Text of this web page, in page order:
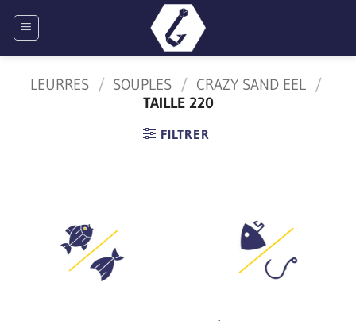
LEURRES / SOUPLES / CRAZY SAND EEL /
TAILLE 220
FILTRER